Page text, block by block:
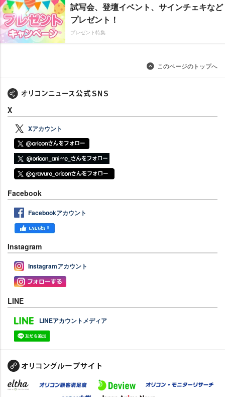
試写会、登壇イベント、サインチェキなど
プレゼント！
プレゼント特集
このページのトップへ
X
Xアカウント
Facebook
Facebookアカウント
Instagram
Instagramアカウント
LINE
LINEアカウントメディア